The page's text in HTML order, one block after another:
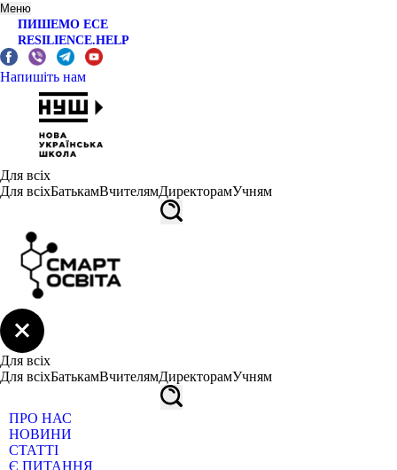
Меню
ПИШЕМО ЕСЕ
RESILIENCE.HELP
Напишіть нам
Для всіх
Для всіхБатькамВчителямДиректорамУчням
Для всіх
Для всіхБатькамВчителямДиректорамУчням
ПРО НАС
НОВИНИ
СТАТТІ
Є ПИТАННЯ